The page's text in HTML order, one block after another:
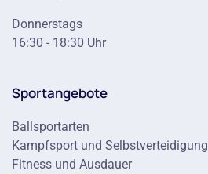
Donnerstags
16:30 - 18:30 Uhr
Sportangebote
Ballsportarten
Kampfsport und Selbstverteidigung
Fitness und Ausdauer